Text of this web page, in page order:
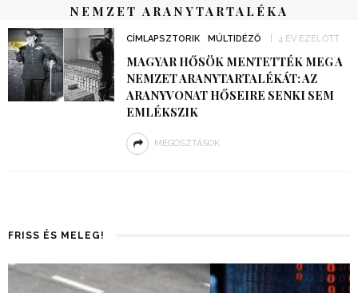
NEMZET ARANYTARTALÉKA
CÍMLAPSZTORIK MÚLTIDÉZŐ 4 ÉV EZELŐTT
MAGYAR HŐSÖK MENTETTÉK MEG A
NEMZET ARANYTARTALÉKÁT: AZ
ARANYVONAT HŐSEIRE SENKI SEM
EMLÉKSZIK
MEGOSZTÁSOK
FRISS ÉS MELEG!